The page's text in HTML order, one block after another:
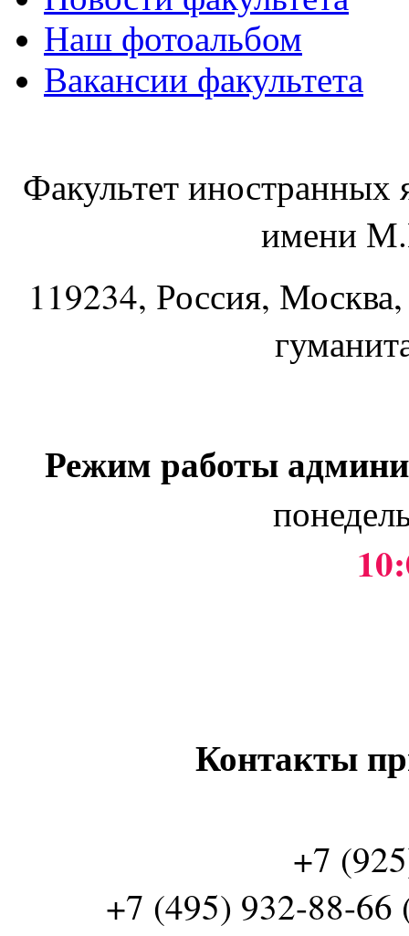
Наш фотоальбом
Вакансии факультета
Факультет
имени
119234, Россия,
Режим работы
Контакты
+7
+7 (495) 932-88-66